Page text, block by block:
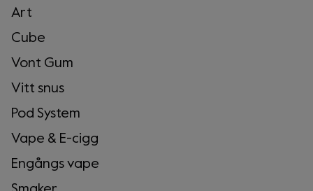
Art
Cube
Vont Gum
Vitt snus
Pod System
Vape & E-cigg
Engångs vape